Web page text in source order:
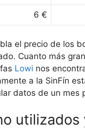
6 €
el precio de los
Cuanto más
Lowi nos
a la SinFín
datos de un mes